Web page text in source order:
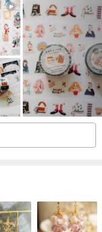
豐快遞寄出後約3~5天